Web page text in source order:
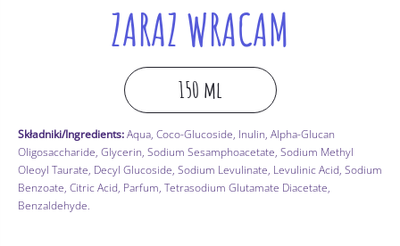
ZARAZ WRACAM
150 ml
Składniki/Ingredients:Aqua, Coco-Glucoside, Inulin, Alpha-Glucan
Oligosaccharide, Glycerin, Sodium Sesamphoacetate, Sodium Methyl
Oleoyl Taurate, Decyl Glucoside, Sodium Levulinate, Levulinic Acid, Sodium
Benzoate, Citric Acid, Parfum, Tetrasodium Glutamate Diacetate,
Benzaldehyde.